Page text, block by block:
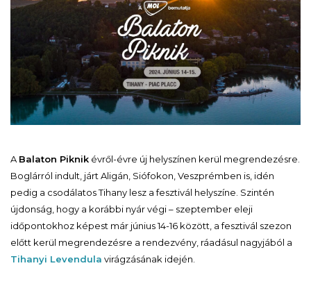
A Balaton Piknik évről-évre új helyszínen kerül megrendezésre.
Boglárról indult, járt Aligán, Siófokon, Veszprémben is, idén
pedig a csodálatos Tihany lesz a fesztivál helyszíne. Szintén
újdonság, hogy a korábbi nyár végi – szeptember eleji
időpontokhoz képest már június 14-16 között, a fesztivál szezon
előtt kerül megrendezésre a rendezvény, ráadásul nagyjából a
Tihanyi Levendula virágzásának idején.